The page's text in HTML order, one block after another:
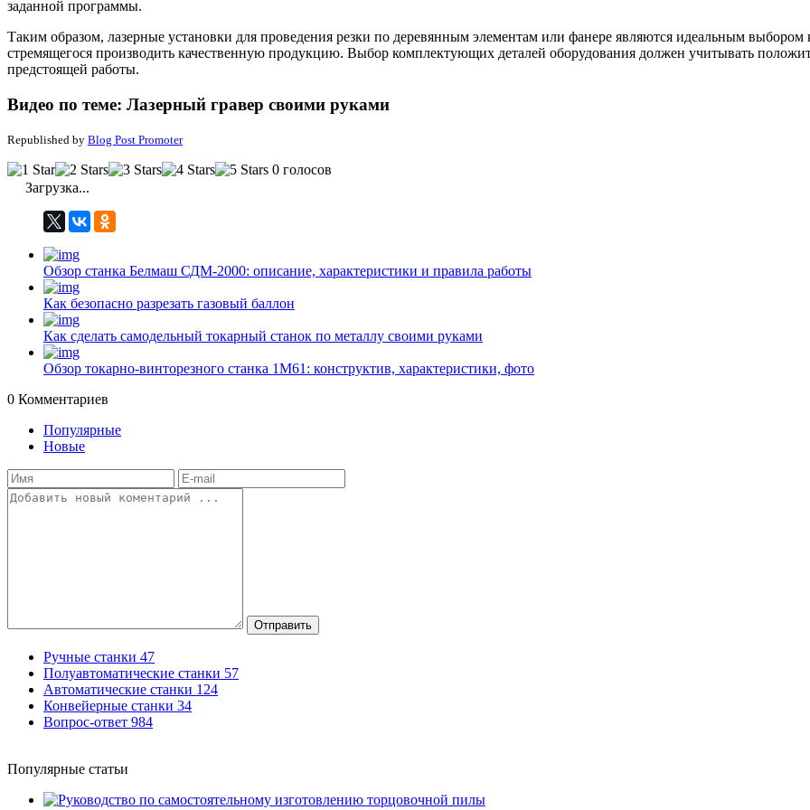
заданной программы.
Таким образом, лазерные установки для проведения резки по деревянным элементам или фанере являются идеальным
стремящегося производить качественную продукцию. Выбор комплектующих деталей оборудования должен учитывать
предстоящей работы.
Видео по теме: Лазерный гравер своими руками
Republished by Blog Post Promoter
0 голосов
Загрузка...
Обзор станка Белмаш СДМ-2000: описание, характеристики и правила работы
Как безопасно разрезать газовый баллон
Как сделать самодельный токарный станок по металлу своими руками
Обзор токарно-винторезного станка 1М61: конструктив, характеристики, фото
0 Комментариев
Популярные
Новые
Отправить
Ручные станки 47
Полуавтоматические станки 57
Автоматические станки 124
Конвейерные станки 34
Вопрос-ответ 984
Популярные статьи